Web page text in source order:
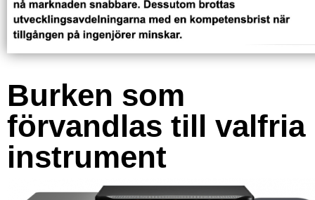
Burken som
förvandlas till valfria
instrument